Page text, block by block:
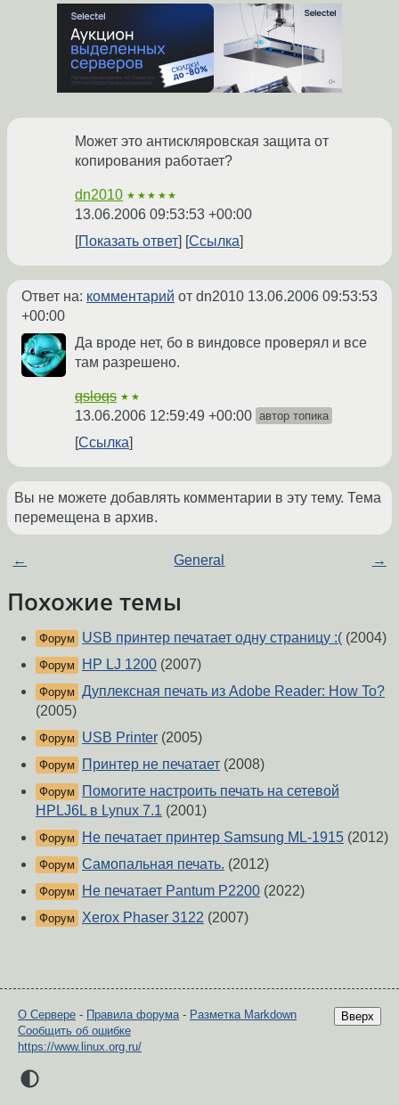
Может это антискляровская защита от
копирования работает?
dn2010 ★★★★★
13.06.2006 09:53:53 +00:00
Показать ответ
Ссылка
Ответ на: комментарий от dn2010 13.06.2006 09:53:53
+00:00
Да вроде нет, бо в виндовсе проверял и все
там разрешено.
qsloqs ★★
13.06.2006 12:59:49 +00:00 автор топика
Ссылка
Вы не можете добавлять комментарии в эту тему. Тема
перемещена в архив.
← General →
Похожие темы
Форум USB принтер печатает одну страницу :( (2004)
Форум HP LJ 1200 (2007)
Форум Дуплексная печать из Adobe Reader: How To?
(2005)
Форум USB Printer (2005)
Форум Принтер не печатает (2008)
Форум
Помогите настроить печать на сетевой
HPLJ6L в Lynux 7.1 (2001)
Форум Не печатает принтер Samsung ML-1915 (2012)
Форум Самопальная печать. (2012)
Форум Не печатает Pantum P2200 (2022)
Форум Xerox Phaser 3122 (2007)
Вверх
О Сервере - Правила форума - Разметка Markdown
Сообщить об ошибке
https://www.linux.org.ru/